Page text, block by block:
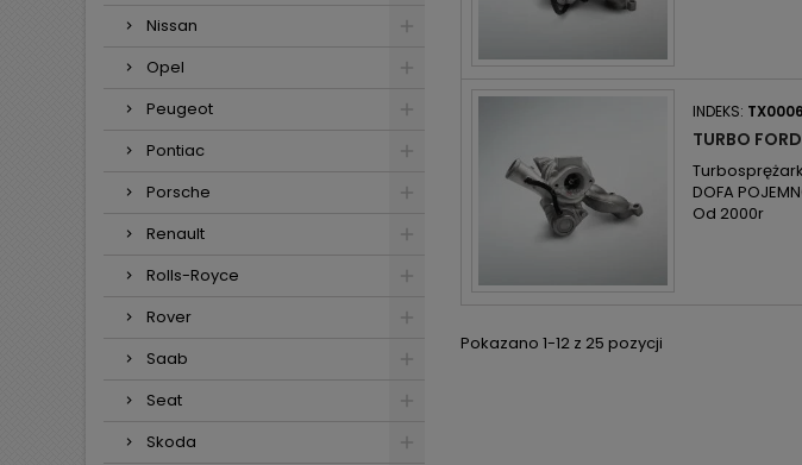
Nissan
Opel
Peugeot
Pontiac
Porsche
Renault
Rolls-Royce
Rover
Saab
Seat
Skoda
INDEKS:
TURBO
DOFA
Od 2000r
Pokazano 1-12 z 25 pozycji